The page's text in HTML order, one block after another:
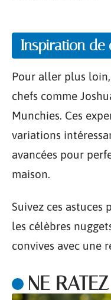
Inspiration de
Pour aller plus
chefs comme
Munchies. Ces
variations
avancées pour
maison.
Suivez ces astuces
les célèbres
convives avec une
NE